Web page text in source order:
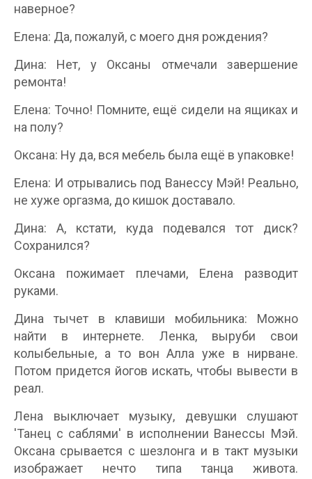
наверное?
Елена: Да, пожалуй, с моего дня рождения?
Дина: Нет, у Оксаны отмечали завершение
ремонта!
Елена: Точно! Помните, ещё сидели на ящиках и
на полу?
Оксана: Ну да, вся мебель была ещё в упаковке!
Елена: И отрывались под Ванессу Мэй! Реально,
не хуже оргазма, до кишок доставало.
Дина: А, кстати, куда подевался тот диск?
Сохранился?
Оксана пожимает плечами, Елена разводит
руками.
Дина тычет в клавиши мобильника: Можно
найти в интернете. Ленка, выруби свои
колыбельные, а то вон Алла уже в нирване.
Потом придется йогов искать, чтобы вывести в
реал.
Лена выключает музыку, девушки слушают
'Танец с саблями' в исполнении Ванессы Мэй.
Оксана срывается с шезлонга и в такт музыки
изображает нечто типа танца живота.